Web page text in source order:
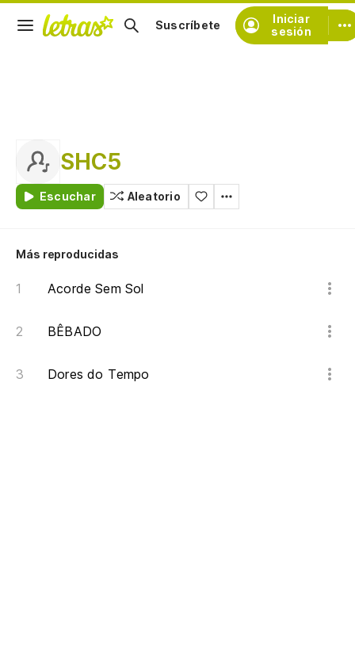
Iniciar
sesión
Suscríbete
SHC5
Escuchar Aleatorio
Más reproducidas
Acorde Sem Sol
BÊBADO
Dores do Tempo